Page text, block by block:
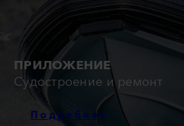
ПРИЛОЖЕНИЕ
Судостроение и ремонт
Подробнее